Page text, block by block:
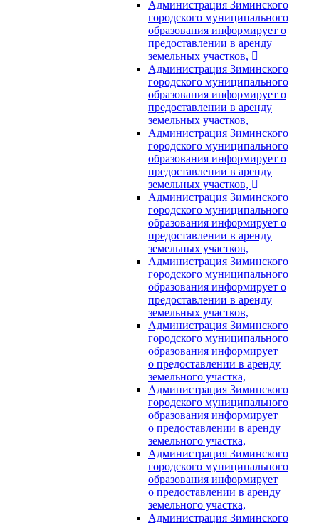
Администрация Зиминского
городского муниципального
образования информирует о
предоставлении в аренду
земельных участков,
Администрация Зиминского
городского муниципального
образования информирует о
предоставлении в аренду
земельных участков,
Администрация Зиминского
городского муниципального
образования информирует о
предоставлении в аренду
земельных участков,
Администрация Зиминского
городского муниципального
образования информирует о
предоставлении в аренду
земельных участков,
Администрация Зиминского
городского муниципального
образования информирует о
предоставлении в аренду
земельных участков,
Администрация Зиминского
городского муниципального
образования информирует
о предоставлении в аренду
земельного участка,
Администрация Зиминского
городского муниципального
образования информирует
о предоставлении в аренду
земельного участка,
Администрация Зиминского
городского муниципального
образования информирует
о предоставлении в аренду
земельного участка,
Администрация Зиминского